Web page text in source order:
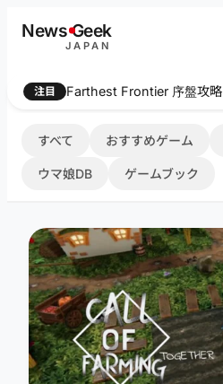
NewsGeek
JAPAN
注目 Farthest Frontier 序盤攻略
すべて おすすめゲーム
ウマ娘DB ゲームブック